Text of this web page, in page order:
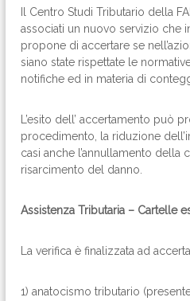
Il Centro Studi Tributario della
associati un nuovo servizio che
propone di accertare se
siano state rispettate le
notifiche ed in materia di
L’esito dell’ accertamento può
procedimento, la riduzione
casi anche l’annullamento della
risarcimento del danno.
Assistenza Tributaria – Cartelle
La verifica è finalizzata ad
1) anatocismo tributario